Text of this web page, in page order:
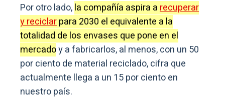
Por otro lado,la compañía aspira arecuperar
y reciclarpara 2030 el equivalente a la
totalidad de los envases que pone en el
mercadoy a fabricarlos, al menos, con un 50
por ciento de material reciclado, cifra que
actualmente llega a un 15 por ciento en
nuestro país.